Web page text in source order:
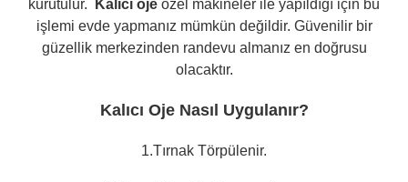
kurutulur.
Kalıcı oje özel makineler ile yapıldığı için bu
işlemi evde yapmanız mümkün değildir. Güvenilir bir
güzellik merkezinden randevu almanız en doğrusu
olacaktır.
Kalıcı Oje Nasıl Uygulanır?
1.Tırnak Törpülenir.